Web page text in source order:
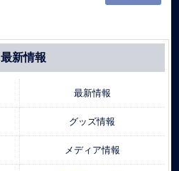
最新情報
最新情報
グッズ情報
メディア情報